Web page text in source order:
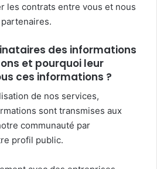
les contrats entre vous et nous
des informations
et pourquoi leur
ces informations ?
de nos services,
sont transmises aux
communauté par
profil public.